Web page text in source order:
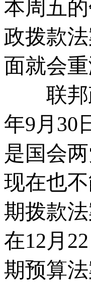
本周五
政拨款
面就会重
联邦政
年9月30
是国会
现在也
期拨款
在12月
期预算